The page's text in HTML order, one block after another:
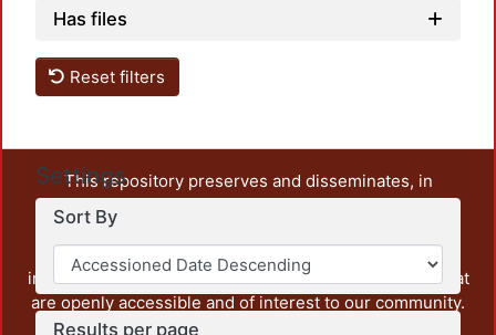
Has files
Reset filters
Settings
Sort By
Results per page
This repository preserves and disseminates, in
unrestricted open access, the teaching and research
output of UAM Azcapotzalco. It also includes some
administrative and graphic documents from the
institution, as well as content from other institutions that
are openly accessible and of interest to our community.